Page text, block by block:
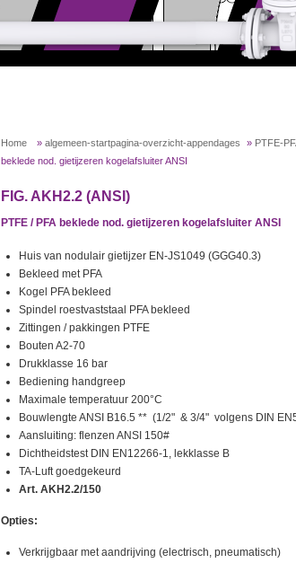
Home » algemeen-startpagina-overzicht-appendages » PTFE-
beklede nod. gietijzeren kogelafsluiter ANSI
FIG. AKH2.2 (ANSI)
PTFE / PFA beklede nod. gietijzeren kogelafsluiter ANSI
Huis van nodulair gietijzer EN-JS1049 (GGG40.3)
Bekleed met PFA
Kogel PFA bekleed
Spindel roestvaststaal PFA bekleed
Zittingen / pakkingen PTFE
Bouten A2-70
Drukklasse 16 bar
Bediening handgreep
Maximale temperatuur 200°C
Bouwlengte ANSI B16.5 ** (1/2" & 3/4" volgens DIN
Aansluiting: flenzen ANSI 150#
Dichtheidstest DIN EN12266-1, lekklasse B
TA-Luft goedgekeurd
Art. AKH2.2/150
Opties:
Verkrijgbaar met aandrijving (electrisch, pneumatisch)